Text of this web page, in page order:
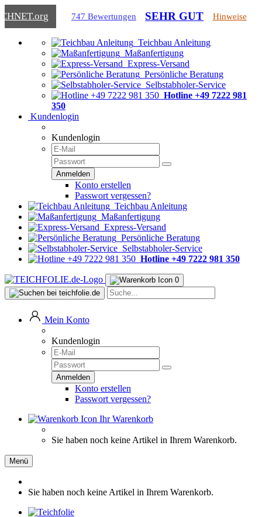
.org 747 Bewertungen SEHR GUT Hinweise
Teichbau Anleitung
Maßanfertigung
Express-Versand
Persönliche Beratung
Selbstabholer-Service
Hotline +49 7222 981
350
Kundenlogin
Kundenlogin
Konto erstellen
Passwort vergessen?
Teichbau Anleitung
Maßanfertigung
Express-Versand
Persönliche Beratung
Selbstabholer-Service
Hotline +49 7222 981 350
0
Mein Konto
Kundenlogin
Konto erstellen
Passwort vergessen?
Ihr Warenkorb
Sie haben noch keine Artikel in Ihrem Warenkorb.
Menü
Sie haben noch keine Artikel in Ihrem Warenkorb.